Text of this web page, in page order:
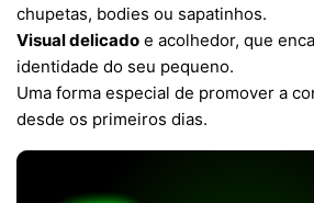
chupetas, bodies ou sapatinhos.
Visual delicado e acolhedor, que
identidade do seu pequeno.
Uma forma especial de promover a
desde os primeiros dias.